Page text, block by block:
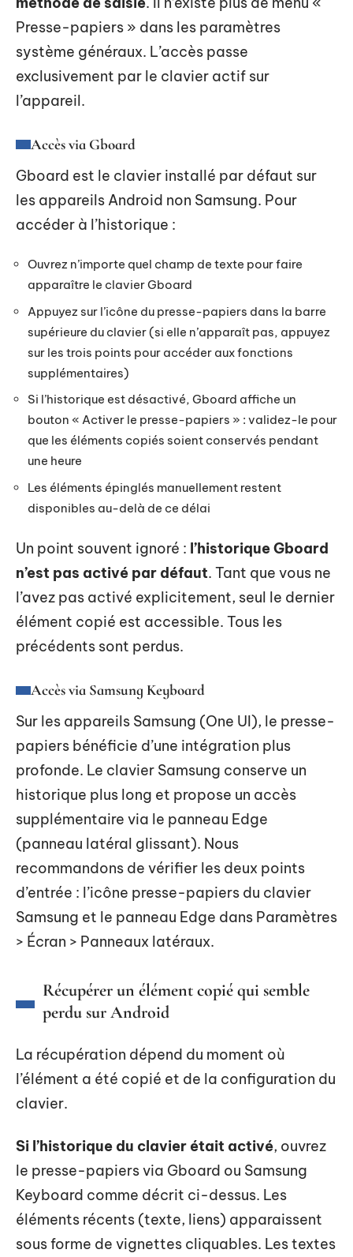
Presse-papiers » dans les paramètres
système généraux. L’accès passe
exclusivement par le clavier actif sur
l’appareil.
Accès via Gboard
Gboard est le clavier installé par défaut sur
les appareils Android non Samsung. Pour
accéder à l’historique :
Ouvrez n’importe quel champ de texte pour faire
apparaître le clavier Gboard
Appuyez sur l’icône du presse-papiers dans la barre
supérieure du clavier (si elle n’apparaît pas, appuyez
sur les trois points pour accéder aux fonctions
supplémentaires)
Si l’historique est désactivé, Gboard affiche un
bouton « Activer le presse-papiers » : validez-le pour
que les éléments copiés soient conservés pendant
une heure
Les éléments épinglés manuellement restent
disponibles au-delà de ce délai
Un point souvent ignoré : l’historique Gboard
n’est pas activé par défaut. Tant que vous ne
l’avez pas activé explicitement, seul le dernier
élément copié est accessible. Tous les
précédents sont perdus.
Accès via Samsung Keyboard
Sur les appareils Samsung (One UI), le presse-
papiers bénéficie d’une intégration plus
profonde. Le clavier Samsung conserve un
historique plus long et propose un accès
supplémentaire via le panneau Edge
(panneau latéral glissant). Nous
recommandons de vérifier les deux points
d’entrée : l’icône presse-papiers du clavier
Samsung et le panneau Edge dans Paramètres
> Écran > Panneaux latéraux.
Récupérer un élément copié qui semble
perdu sur Android
La récupération dépend du moment où
l’élément a été copié et de la configuration du
clavier.
Si l’historique du clavier était activé, ouvrez
le presse-papiers via Gboard ou Samsung
Keyboard comme décrit ci-dessus. Les
éléments récents (texte, liens) apparaissent
sous forme de vignettes cliquables. Les textes